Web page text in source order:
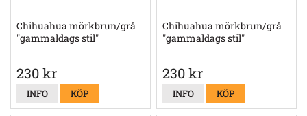
Chihuahua mörkbrun/grå
"gammaldags stil"
230 kr
INFO KÖP
Chihuahua mörkbrun/grå
"gammaldags stil"
230 kr
INFO KÖP